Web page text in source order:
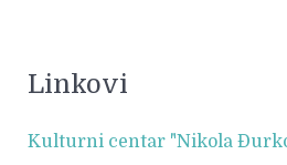
Linkovi
Kulturni centar "Nikola